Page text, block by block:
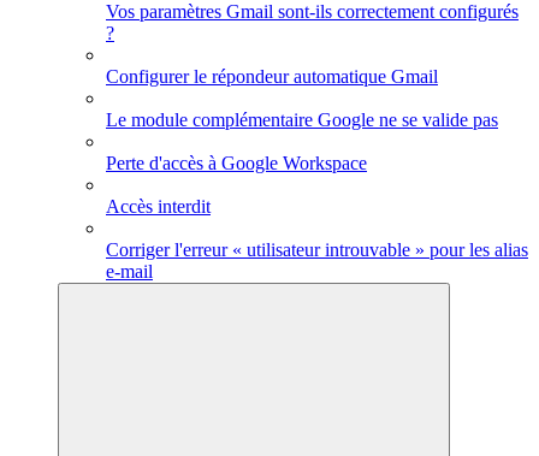
Vos paramètres Gmail sont-ils correctement configurés
?
Configurer le répondeur automatique Gmail
Le module complémentaire Google ne se valide pas
Perte d'accès à Google Workspace
Accès interdit
Corriger l'erreur « utilisateur introuvable » pour les alias
e-mail